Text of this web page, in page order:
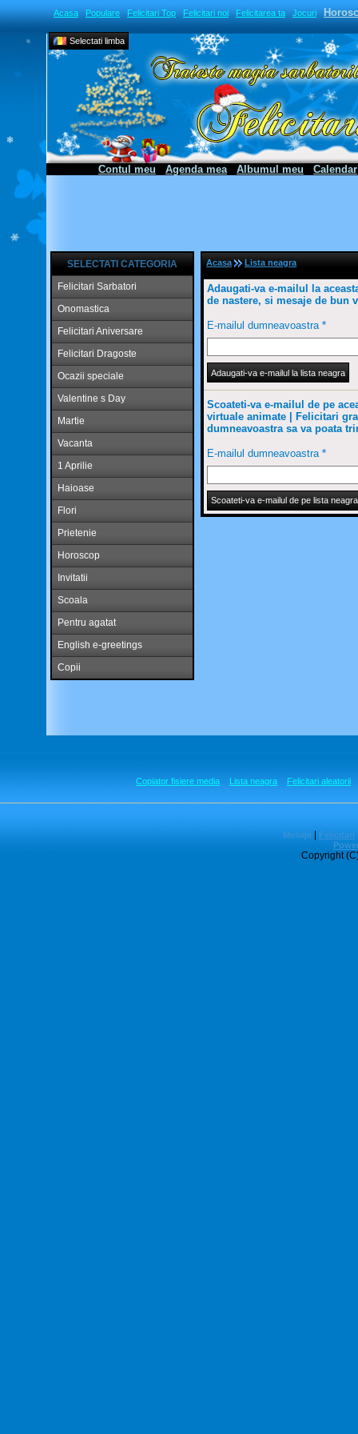
Acasa Populare Felicitari Top Felicitari noi Felicitarea ta Jocuri
Selectati limba
Contul meu Agenda mea Albumul meu Calendar
SELECTATI CATEGORIA
Felicitari Sarbatori
Onomastica
Felicitari Aniversare
Felicitari Dragoste
Ocazii speciale
Valentine s Day
Martie
Vacanta
1 Aprilie
Haioase
Flori
Prietenie
Horoscop
Invitatii
Scoala
Pentru agatat
English e-greetings
Copii
Acasa Lista neagra
Adaugati-va e-mailul la
de nastere, si mesaje de bun
E-mailul dumneavoastra *
Scoateti-va e-mailul de pe
virtuale animate | Felicitari
dumneavoastra sa va poata
E-mailul dumneavoastra *
Copiator fisiere media Lista neagra Felicitari aleatorii
Mesaje Felicitari
Copyright